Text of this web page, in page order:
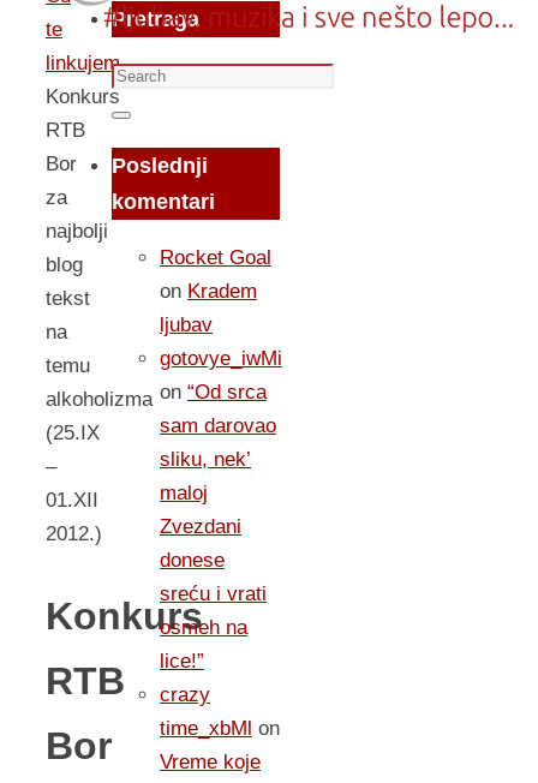
te
linkujem...
Konkurs
RTB
Bor
za
najbolji
blog
tekst
na
temu
alkoholizma
(25.IX
–
01.XII
2012.)
Konkurs
RTB
Bor
Pretraga
Search
for:
Search
Poslednji
komentari
Rocket Goal
on Kradem
ljubav
gotovye_iwMi
on “Od srca
sam darovao
sliku, nek’
maloj
Zvezdani
donese
sreću i vrati
osmeh na
lice!”
crazy
time_xbMl on
Vreme koje